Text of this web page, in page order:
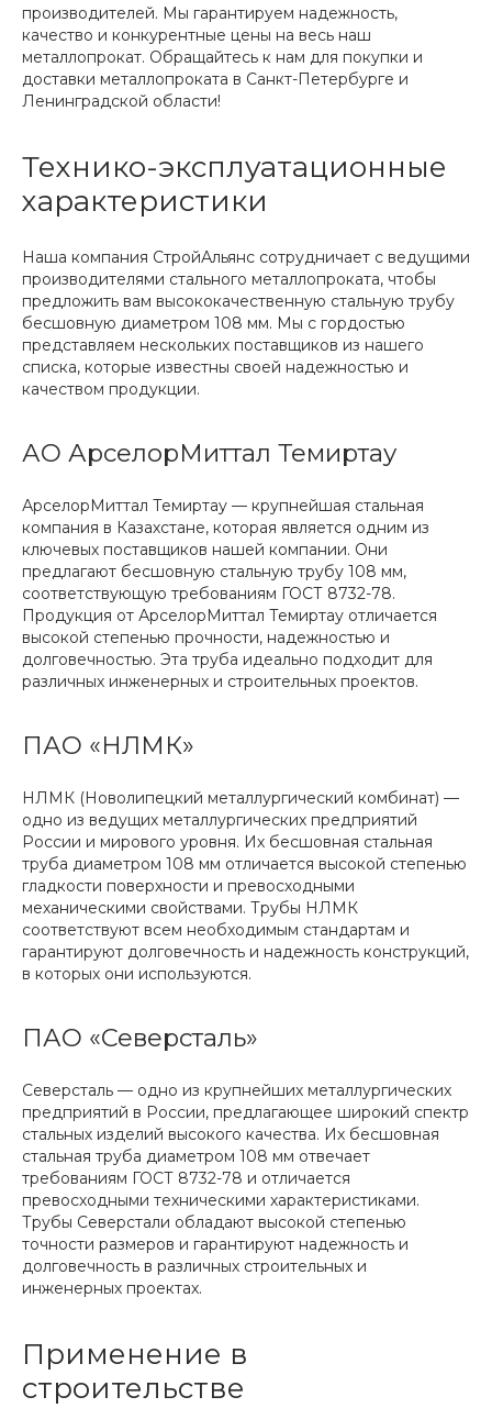
производителей. Мы гарантируем надежность,
качество и конкурентные цены на весь наш
металлопрокат. Обращайтесь к нам для покупки и
доставки металлопроката в Санкт-Петербурге и
Ленинградской области!
Технико-эксплуатационные
характеристики
Наша компания СтройАльянс сотрудничает с ведущими
производителями стального металлопроката, чтобы
предложить вам высококачественную стальную трубу
бесшовную диаметром 108 мм. Мы с гордостью
представляем нескольких поставщиков из нашего
списка, которые известны своей надежностью и
качеством продукции.
АО АрселорМиттал Темиртау
АрселорМиттал Темиртау — крупнейшая стальная
компания в Казахстане, которая является одним из
ключевых поставщиков нашей компании. Они
предлагают бесшовную стальную трубу 108 мм,
соответствующую требованиям ГОСТ 8732-78.
Продукция от АрселорМиттал Темиртау отличается
высокой степенью прочности, надежностью и
долговечностью. Эта труба идеально подходит для
различных инженерных и строительных проектов.
ПАО «НЛМК»
НЛМК (Новолипецкий металлургический комбинат) —
одно из ведущих металлургических предприятий
России и мирового уровня. Их бесшовная стальная
труба диаметром 108 мм отличается высокой степенью
гладкости поверхности и превосходными
механическими свойствами. Трубы НЛМК
соответствуют всем необходимым стандартам и
гарантируют долговечность и надежность конструкций,
в которых они используются.
ПАО «Северсталь»
Северсталь — одно из крупнейших металлургических
предприятий в России, предлагающее широкий спектр
стальных изделий высокого качества. Их бесшовная
стальная труба диаметром 108 мм отвечает
требованиям ГОСТ 8732-78 и отличается
превосходными техническими характеристиками.
Трубы Северстали обладают высокой степенью
точности размеров и гарантируют надежность и
долговечность в различных строительных и
инженерных проектах.
Применение в
строительстве